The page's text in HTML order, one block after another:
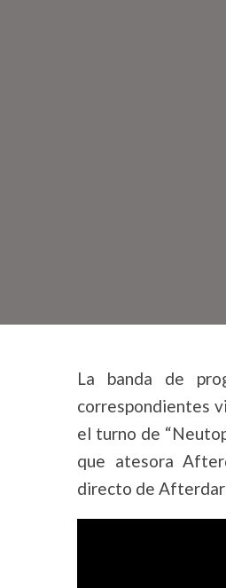
La banda de
correspondientes
el turno de
que atesora
directo de